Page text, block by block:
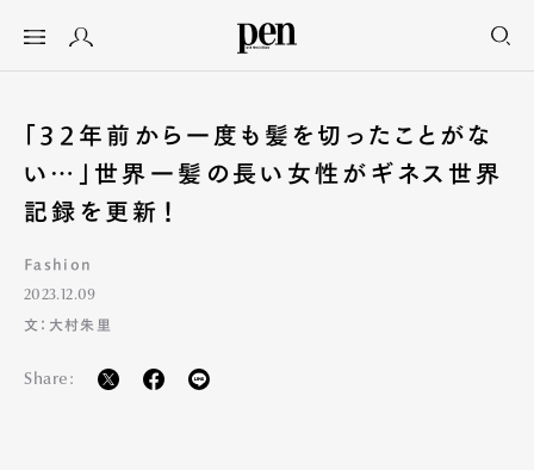
「32年前から一度も髪を切ったことがな
い…」世界一髪の長い女性がギネス世界
記録を更新！
Fashion
2023.12.09
文：大村朱里
Share: